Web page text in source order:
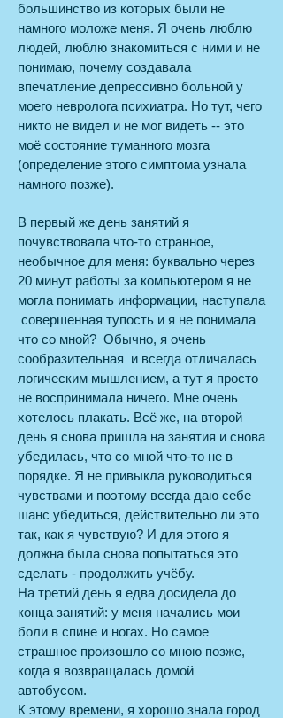
большинство из которых были не
намного моложе меня. Я очень люблю
людей, люблю знакомиться с ними и не
понимаю, почему создавала
впечатление депрессивно больной у
моего невролога психиатра. Но тут, чего
никто не видел и не мог видеть -- это
моё состояние туманного мозга
(определение этого симптома узнала
намного позже).
В первый же день занятий я
почувствовала что-то странное,
необычное для меня: буквально через
20 минут работы за компьютером я не
могла понимать информации, наступала
совершенная тупость и я не понимала
что со мной? Обычно, я очень
сообразительная и всегда отличалась
логическим мышлением, а тут я просто
не воспринимала ничего. Мне очень
хотелось плакать. Всё же, на второй
день я снова пришла на занятия и снова
убедилась, что со мной что-то не в
порядке. Я не привыкла руководиться
чувствами и поэтому всегда даю себе
шанс убедиться, действительно ли это
так, как я чувствую? И для этого я
должна была снова попытаться это
сделать - продолжить учёбу.
На третий день я едва досидела до
конца занятий: у меня начались мои
боли в спине и ногах. Но самое
страшное произошло со мною позже,
когда я возвращалась домой
автобусом.
К этому времени, я хорошо знала город